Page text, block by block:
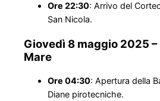
Ore 22:30: Arrivo del
San Nicola.
Giovedì 8 maggio 2025
Mare
Ore 04:30: Apertura della
Diane pirotecniche.